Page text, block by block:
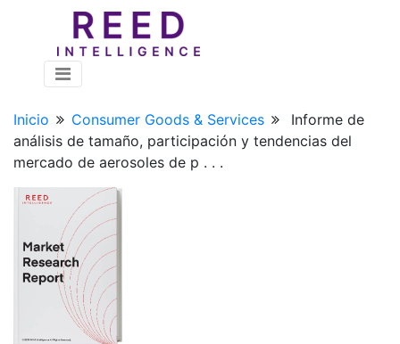
Inicio Consumer Goods & Services
Informe de
análisis de tamaño, participación y tendencias del
mercado de aerosoles de p . . .